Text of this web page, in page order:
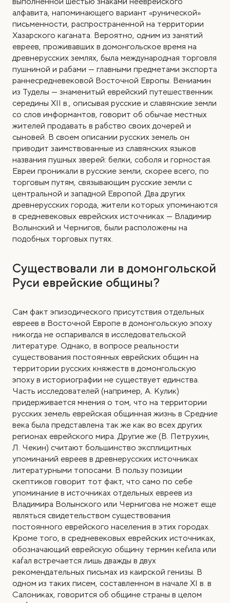
алфавита, напоминающего вариант «рунической»
письменности, распространенной на территории
Хазарского каганата. Вероятно, одним из занятий
евреев, проживавших в домонгольское время на
древнерусских землях, была международная торговля
пушниной и рабами — главными предметами экспорта
раннесредневековой Восточной Европы. Вениамин
из Туделы — знаменитый еврейский путешественник
середины XII в., описывая русские и славянские земли
со слов информантов, говорит об обычае местных
жителей продавать в рабство своих дочерей и
сыновей. В своем описании русских земель он
приводит заимствованные из славянских языков
названия пушных зверей: белки, соболя и горностая.
Евреи проникали в русские земли, скорее всего, по
торговым путям, связывающим русские земли с
центральной и западной Европой. Два других
древнерусских города, жители которых упоминаются
в средневековых еврейских источниках — Владимир
Волынский и Чернигов, были расположены на
подобных торговых путях.
Существовали ли в домонгольской
Руси еврейские общины?
Сам факт эпизодического присутствия отдельных
евреев в Восточной Европе в домонгольскую эпоху
никогда не оспаривался в исследовательской
литературе. Однако, в вопросе реальности
существования постоянных еврейских общин на
территории русских княжеств в домонгольскую
эпоху в историографии не существует единства.
Часть исследователей (например, А. Кулик)
придерживается мнения о том, что на территории
русских земель еврейская общинная жизнь в Средние
века была представлена так же как во всех других
регионах еврейского мира. Другие же (В. Петрухин,
Л. Чекин) считают большинство эксплицитных
упоминаний евреев в древнерусских источниках
литературными топосами. В пользу позиции
скептиков говорит тот факт, что само по себе
упоминание в источниках отдельных евреев из
Владимира Волынского или Чернигова не может еще
являться свидетельством существования
постоянного еврейского населения в этих городах.
Кроме того, в средневековых еврейских источниках,
обозначающий еврейскую общину термин кеѓила или
каѓaл встречается лишь дважды в двух
рекомендательных письмах из каирской генизы. В
одном из таких писем, составленном в начале XI в. в
Салониках, говорится об общине страны в целом